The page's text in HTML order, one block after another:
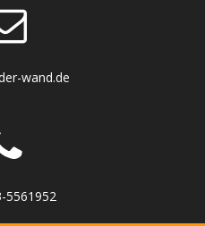
wand.de
5561952